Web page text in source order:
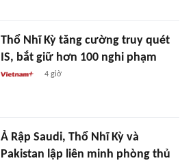
Thổ Nhĩ Kỳ tăng cường truy quét
IS, bắt giữ hơn 100 nghi phạm
4 giờ
Ả Rập Saudi, Thổ Nhĩ Kỳ và
Pakistan lập liên minh phòng thủ